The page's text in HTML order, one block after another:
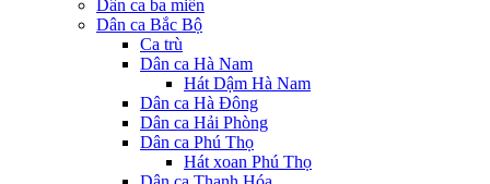
Dân ca ba miền
Dân ca Bắc Bộ
Ca trù
Dân ca Hà Nam
Hát Dậm Hà Nam
Dân ca Hà Đông
Dân ca Hải Phòng
Dân ca Phú Thọ
Hát xoan Phú Thọ